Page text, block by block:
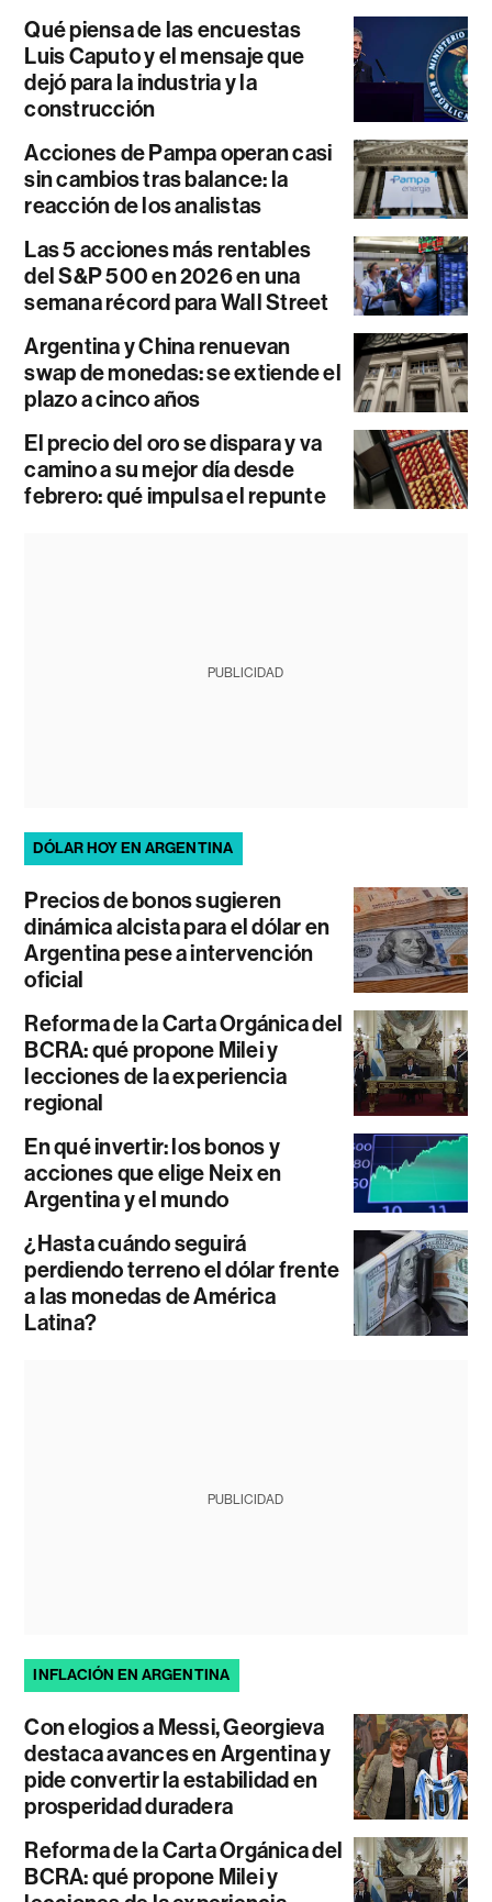
Qué piensa de las encuestas
Luis Caputo y el mensaje que
dejó para la industria y la
construcción
Acciones de Pampa operan casi
sin cambios tras balance: la
reacción de los analistas
Las 5 acciones más rentables
del S&P 500 en 2026 en una
semana récord para Wall Street
Argentina y China renuevan
swap de monedas: se extiende el
plazo a cinco años
El precio del oro se dispara y va
camino a su mejor día desde
febrero: qué impulsa el repunte
PUBLICIDAD
DÓLAR HOY EN ARGENTINA
Precios de bonos sugieren
dinámica alcista para el dólar en
Argentina pese a intervención
oficial
Reforma de la Carta Orgánica del
BCRA: qué propone Milei y
lecciones de la experiencia
regional
En qué invertir: los bonos y
acciones que elige Neix en
Argentina y el mundo
¿Hasta cuándo seguirá
perdiendo terreno el dólar frente
a las monedas de América
Latina?
PUBLICIDAD
INFLACIÓN EN ARGENTINA
Con elogios a Messi, Georgieva
destaca avances en Argentina y
pide convertir la estabilidad en
prosperidad duradera
Reforma de la Carta Orgánica del
BCRA: qué propone Milei y